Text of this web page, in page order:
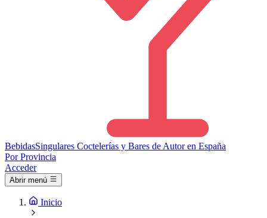
BebidasSingulares Coctelerías y Bares de Autor en España
Por Provincia
Acceder
Abrir menú
Inicio